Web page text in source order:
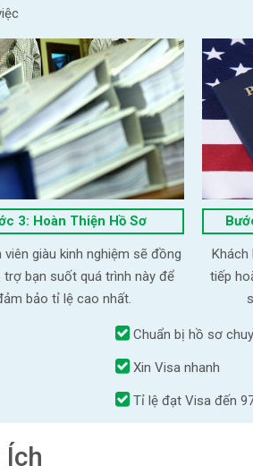
3: Hoàn Thiện Hồ Sơ
viên giàu kinh nghiệm sẽ đồng
trợ bạn suốt quá trình này để
bảo tỉ lệ cao nhất.
tiếp
Chuẩn bị hồ sơ
Xin Visa nhanh
Tỉ lệ đạt Visa đến